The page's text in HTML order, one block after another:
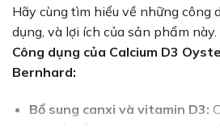
Hãy cùng tìm hiểu về những công
dụng, và lợi ích của sản phẩm này.
Công dụng của Calcium D3
Bernhard:
Bổ sung canxi và vitamin D3: